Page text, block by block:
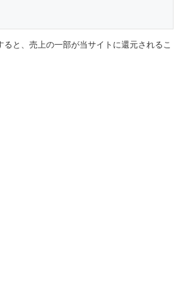
と、売上の一部が当サイトに還元されるこ